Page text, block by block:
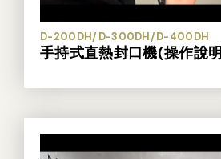
D-200DH/D-300DH/D-400DH
手持式直熱封口機(操作說